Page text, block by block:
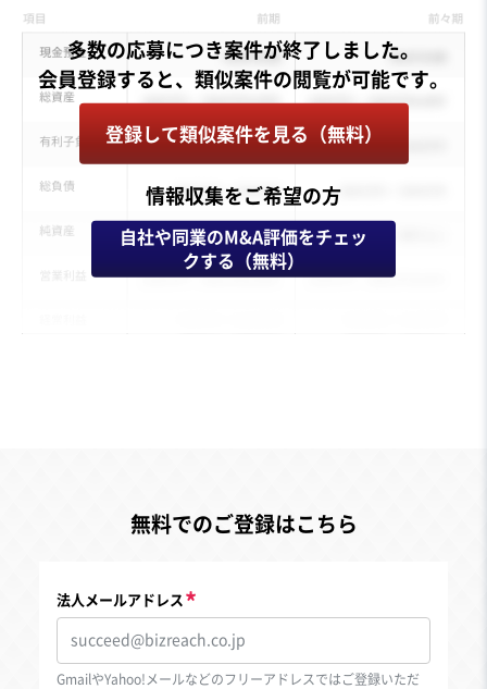
多数の応募につき案件が終了しました。
登録して類似案件を見る（無料）
情報収集をご希望の方
自社や同業のM&A評価をチェッ
クする（無料）
無料でのご登録はこちら
法人メールアドレス
GmailやYahoo!メールなどのフリーアドレスではご登録いただ